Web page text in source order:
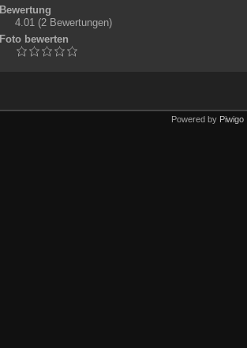
Bewertung
4.01 (2 Bewertungen)
Foto bewerten
Powered by Piwigo